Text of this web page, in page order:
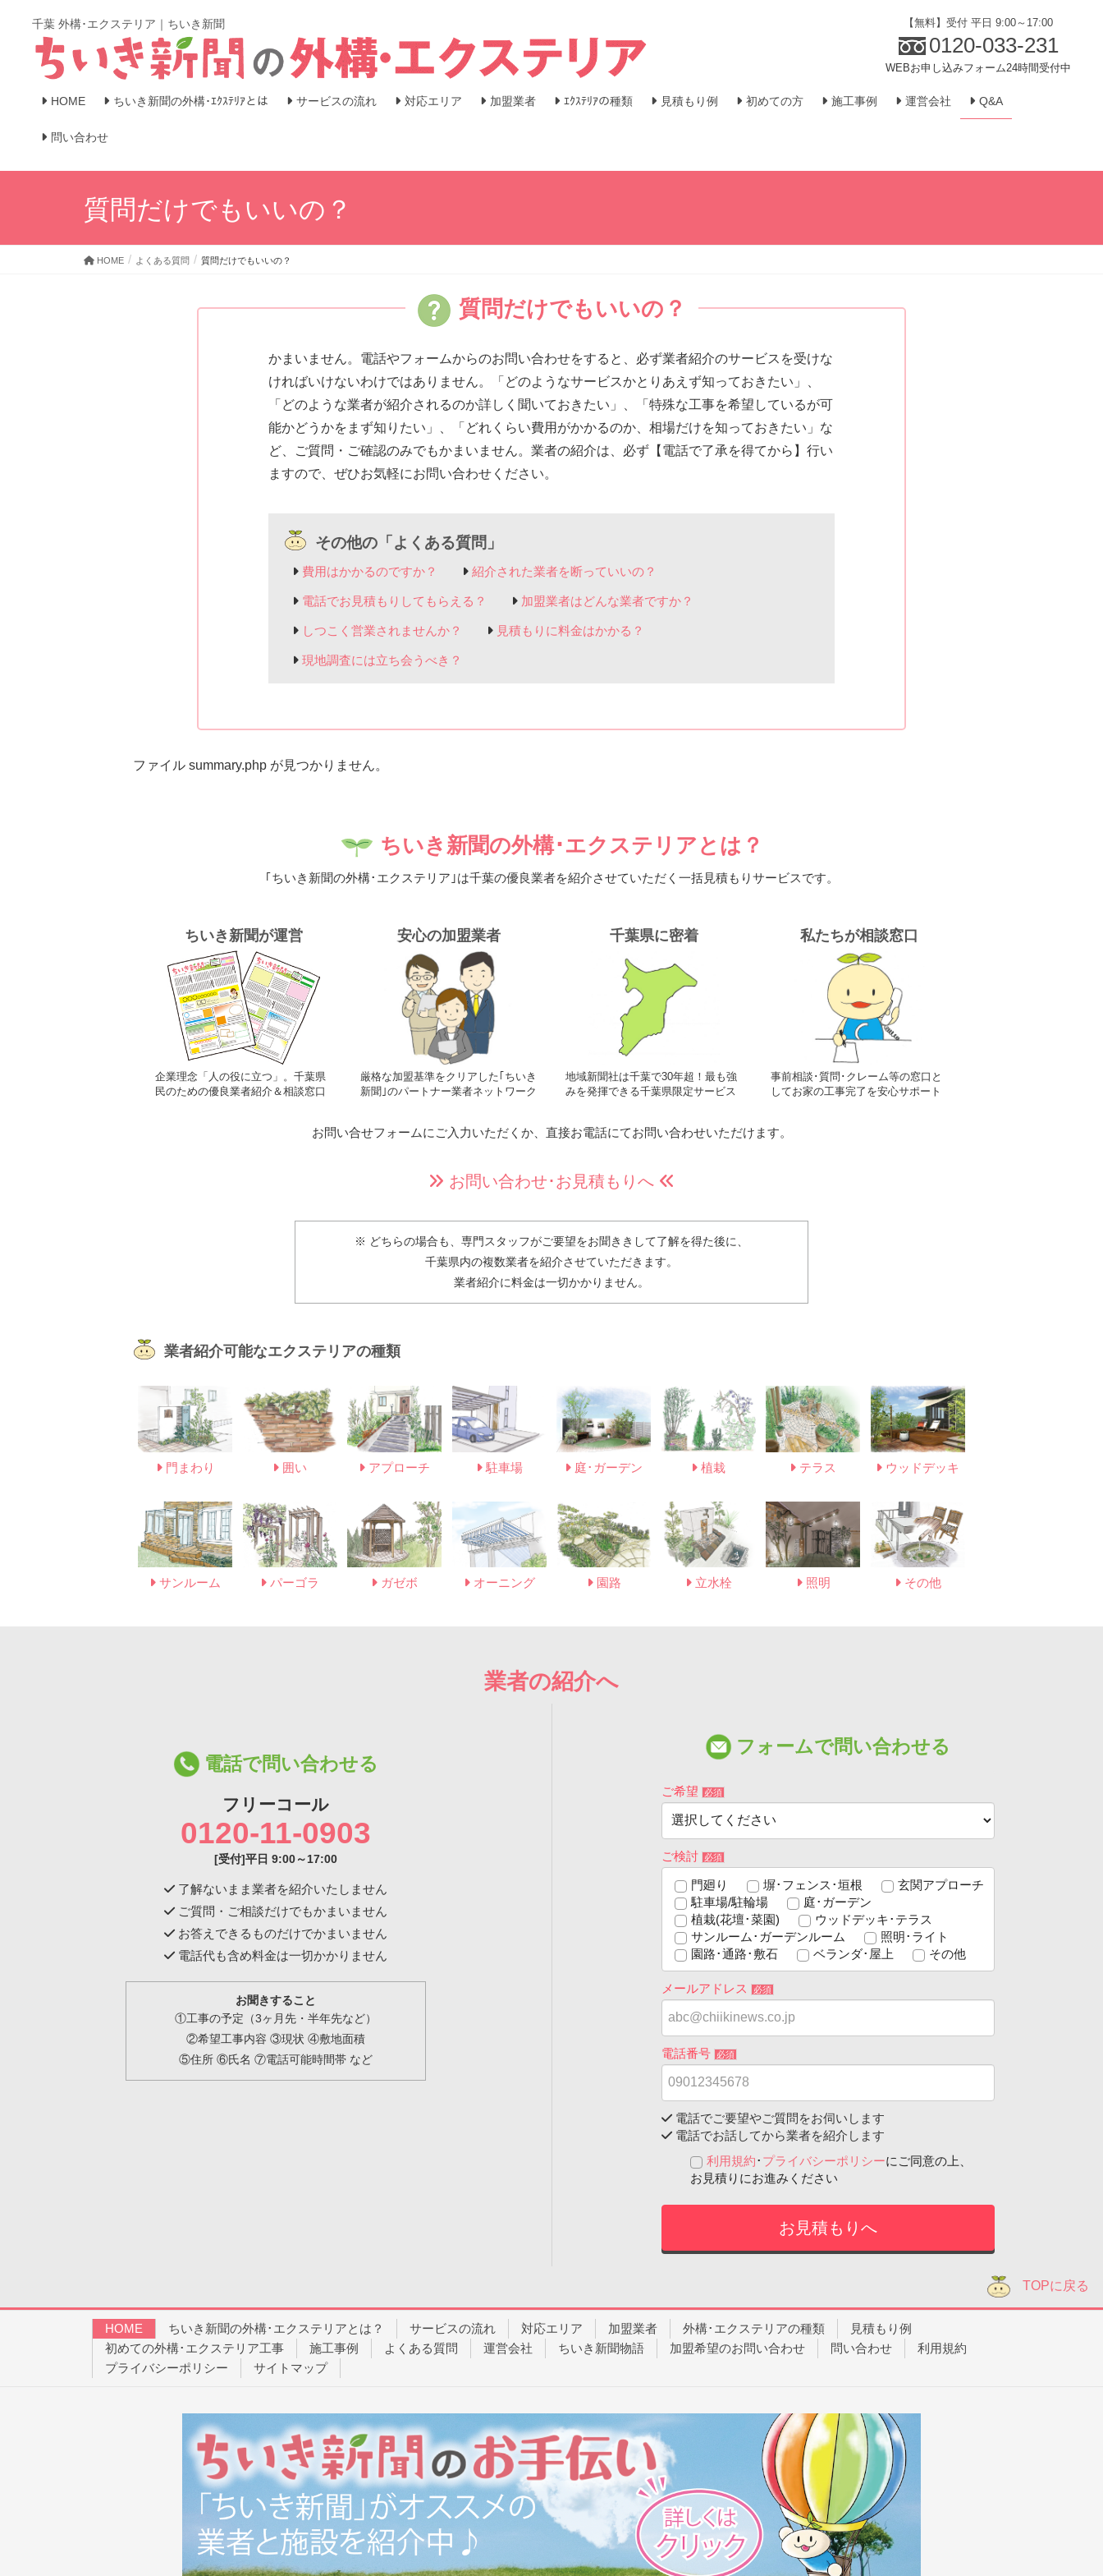
千葉 外構･エクステリア｜ちいき新聞 【無料】受付 平日 9:00～17:00
0120-033-231
WEBお申し込みフォーム24時間受付中
HOME ちいき新聞の外構･ｴｸｽﾃﾘｱとは サービスの流れ 対応エリア 加盟業者 ｴｸｽﾃﾘｱの種類 見積もり例 初めての方 施工事例 運営会社 Q&A
問い合わせ
質問だけでもいいの？
HOME よくある質問 質問だけでもいいの？
質問だけでもいいの？
かまいません。電話やフォームからのお問い合わせをすると、必ず業者紹介のサービスを受けな
ければいけないわけではありません。「どのようなサービスかとりあえず知っておきたい」、
「どのような業者が紹介されるのか詳しく聞いておきたい」、「特殊な工事を希望しているが可
能かどうかをまず知りたい」、「どれくらい費用がかかるのか、相場だけを知っておきたい」な
ど、ご質問・ご確認のみでもかまいません。業者の紹介は、必ず【電話で了承を得てから】行い
ますので、ぜひお気軽にお問い合わせください。
その他の「よくある質問」
費用はかかるのですか？ 紹介された業者を断っていいの？
電話でお見積もりしてもらえる？ 加盟業者はどんな業者ですか？
しつこく営業されませんか？ 見積もりに料金はかかる？
現地調査には立ち会うべき？
ファイル summary.php が見つかりません。
ちいき新聞の外構･エクステリアとは？
｢ちいき新聞の外構･エクステリア｣は千葉の優良業者を紹介させていただく 一括見積もりサービスです。
ちいき新聞が運営
企業理念「人の役に立つ」。千葉県
民のための優良業者紹介＆相談窓口
安心の加盟業者
厳格な加盟基準をクリアした｢ちいき
新聞｣のパートナー業者ネットワーク
千葉県に密着
地域新聞社は千葉で30年超！最も強
みを発揮できる千葉県限定サービス
私たちが相談窓口
事前相談･質問･クレーム等の窓口と
してお家の工事完了を安心サポート
お問い合せフォームにご入力いただくか、 直接お電話にてお問い合わせいただけます。
お問い合わせ･お見積もりへ
※ どちらの場合も、専門スタッフがご要望をお聞ききして了解を得た後に、
千葉県内の複数業者を紹介させていただきます。
業者紹介に料金は一切かかりません。
業者紹介可能なエクステリアの種類
門まわり 囲い アプローチ 駐車場 庭･ガーデン 植栽 テラス ウッドデッキ
サンルーム パーゴラ ガゼボ オーニング 園路 立水栓 照明 その他
業者の紹介へ
電話で問い合わせる
フリーコール
0120-11-0903
[受付]平日 9:00～17:00
了解ないまま業者を紹介いたしません
ご質問・ご相談だけでもかまいません
お答えできるものだけでかまいません
電話代も含め料金は一切かかりません
お聞きすること
①工事の予定（3ヶ月先・半年先など）
②希望工事内容 ③現状 ④敷地面積
⑤住所 ⑥氏名 ⑦電話可能時間帯 など
フォームで問い合わせる
ご希望 必須
ご検討 必須
門廻り 塀･フェンス･垣根
玄関アプローチ
駐車場/駐輪場
庭･ガーデン
植栽(花壇･菜園)
ウッドデッキ･テラス
サンルーム･ガーデンルーム
照明･ライト
園路･通路･敷石
ベランダ･屋上 その他
メールアドレス 必須
電話番号 必須
電話でご要望やご質問をお伺いします
電話でお話してから業者を紹介します
利用規約･ プライバシーポリシーにご同意の上、
お見積りにお進みください
TOPに戻る
HOME ちいき新聞の外構･エクステリアとは？ サービスの流れ 対応エリア 加盟業者 外構･エクステリアの種類
見積もり例
初めての外構･エクステリア工事
施工事例 よくある質問 運営会社 ちいき新聞物語 加盟希望のお問い合わせ 問い合わせ
利用規約
プライバシーポリシー
サイトマップ